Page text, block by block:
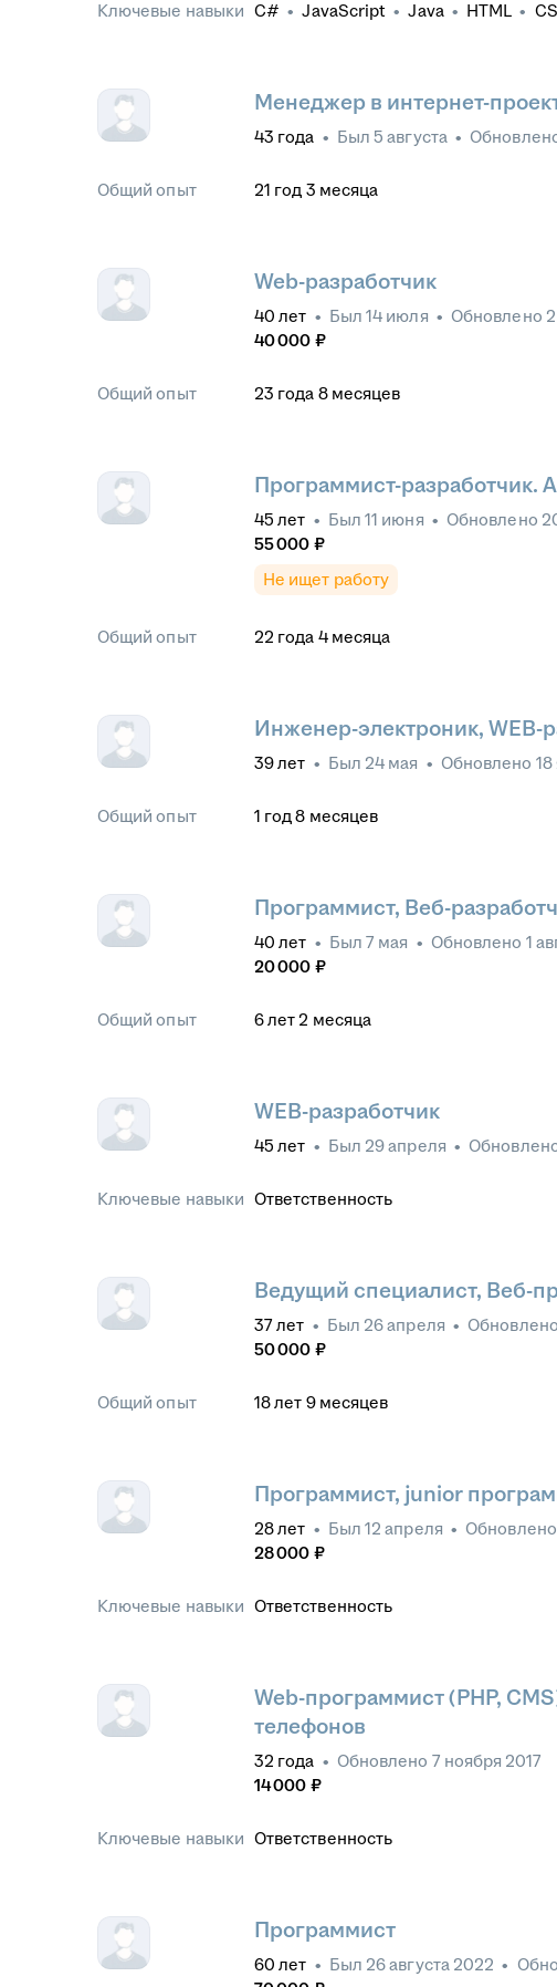
Ключевые навыки C# • JavaScript • Java • HTML •
Менеджер в интернет-
43 года • Был 5 августа •
Общий опыт 21 год 3 месяца
Web-разработчик
40 лет • Был 14 июля • Обновлено
40 000 ₽
Общий опыт 23 года 8 месяцев
Программист-разработчик.
45 лет • Был 11 июня • Обновлено
55 000 ₽
Не ищет работу
Общий опыт 22 года 4 месяца
Инженер-электроник, WEB-
39лет • Был 24 мая • Обновлено 18
Общий опыт 1 год 8 месяцев
Программист, Веб-
40 лет • Был 7 мая • Обновлено 1
20 000 ₽
Общий опыт 6лет 2 месяца
WEB-разработчик
45 лет • Был 29 апреля •
Ключевые навыки Ответственность
Ведущий специалист, Веб-
37лет • Был 26 апреля • Обновлено
50 000 ₽
Общий опыт 18лет 9 месяцев
Программист, junior
28лет • Был 12 апреля • Обновлено
28 000 ₽
Ключевые навыки Ответственность
Web-программист (PHP,
телефонов
32 года • Обновлено 7 ноября 2017
14 000 ₽
Ключевые навыки Ответственность
Программист
60 лет • Был 26 августа 2022 •